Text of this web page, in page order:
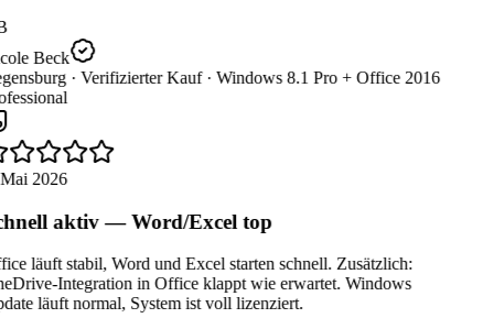
Beck
· Verifizierter Kauf · Windows 8.1 Pro + Office 2016
2026
aktiv — Word/Excel top
läuft stabil, Word und Excel starten schnell. Zusätzlich:
Integration in Office klappt wie erwartet. Windows
läuft normal, System ist voll lizenziert.